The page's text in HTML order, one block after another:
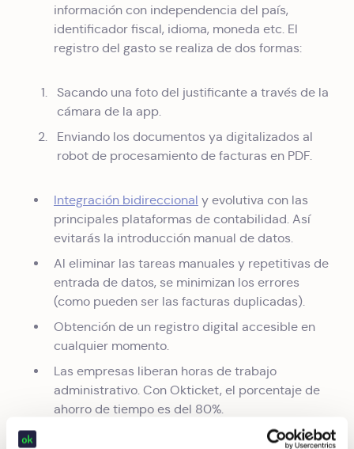
información con independencia del país,
identificador fiscal, idioma, moneda etc. El
registro del gasto se realiza de dos formas:
Sacando una foto del justificante a través de la
cámara de la app.
Enviando los documentos ya digitalizados al
robot de procesamiento de facturas en PDF.
Integración bidireccional y evolutiva con las
principales plataformas de contabilidad. Así
evitarás la introducción manual de datos.
Al eliminar las tareas manuales y repetitivas de
entrada de datos, se minimizan los errores
(como pueden ser las facturas duplicadas).
Obtención de un registro digital accesible en
cualquier momento.
Las empresas liberan horas de trabajo
administrativo. Con Okticket, el porcentaje de
ahorro de tiempo es del 80%.
contabilización de